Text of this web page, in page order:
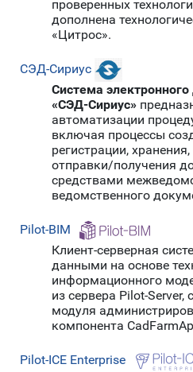
проверенных
дополнена
«Цитрос».
СЭД-Сириус
Система
«СЭД-Сириус»
автоматизации
включая процессы
регистрации,
отправки/получения
средствами
ведомственного
Pilot-BIM
Клиент-серверная
данными на основе
информационного
из сервера Pilot-Server,
модуля
компонента
Pilot-ICE Enterprise